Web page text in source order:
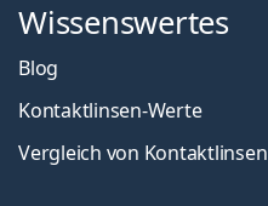
Wissenswertes
Blog
Kontaktlinsen-Werte
Vergleich von Kontaktlinsen